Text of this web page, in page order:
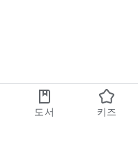
도서 키즈